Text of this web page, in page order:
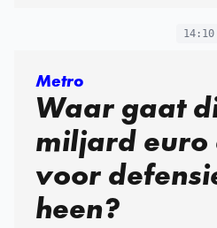
14:10
Metro
Waar gaat
miljard euro
voor
heen?